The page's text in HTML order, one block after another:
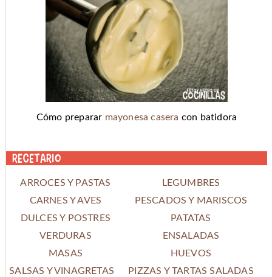
Cómo preparar mayonesa casera con batidora
Recetario
ARROCES Y PASTAS
LEGUMBRES
CARNES Y AVES
PESCADOS Y MARISCOS
DULCES Y POSTRES
PATATAS
VERDURAS
ENSALADAS
MASAS
HUEVOS
SALSAS Y VINAGRETAS
PIZZAS Y TARTAS SALADAS